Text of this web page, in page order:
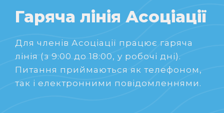
Гаряча лінія Асоціації
Для членів Асоціації працює гаряча
лінія (з 9:00 до 18:00, у робочі дні).
Питання приймаються як телефоном,
так і електронними повідомленнями.